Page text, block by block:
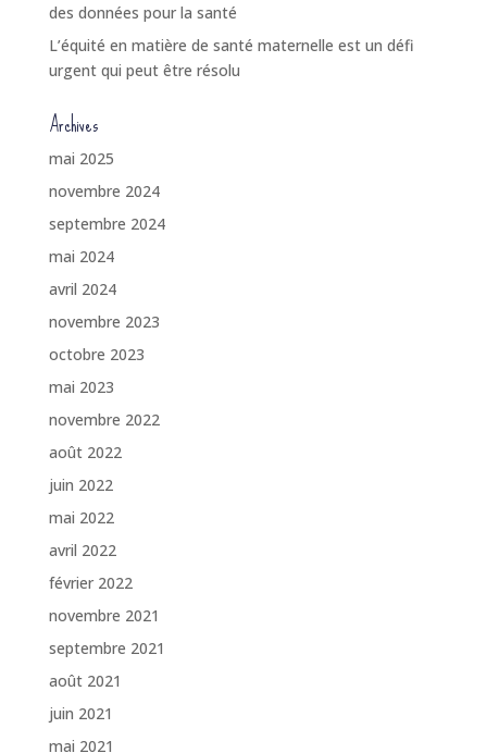
des données pour la santé
L’équité en matière de santé maternelle est un défi
urgent qui peut être résolu
Archives
mai 2025
novembre 2024
septembre 2024
mai 2024
avril 2024
novembre 2023
octobre 2023
mai 2023
novembre 2022
août 2022
juin 2022
mai 2022
avril 2022
février 2022
novembre 2021
septembre 2021
août 2021
juin 2021
mai 2021